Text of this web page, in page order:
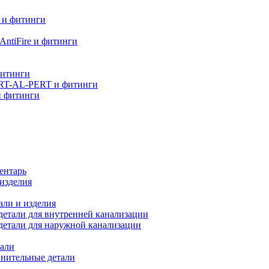
фитинги
и фитинги
AL-PERT и фитинги
фитинги
и изделия
для внутренней канализации
для наружной канализации
детали